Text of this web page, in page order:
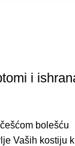
i
bolešću
Vaših kostiju